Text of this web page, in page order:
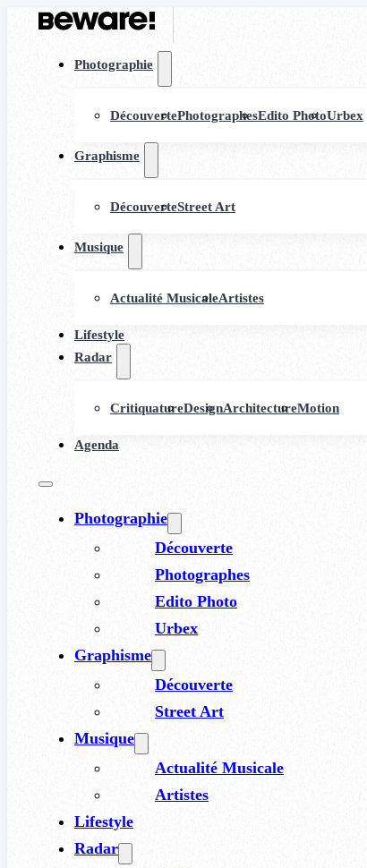
Photographie
DécouvertePhotographesEdito PhotoUrbex
Graphisme
DécouverteStreet Art
Musique
Actualité MusicaleArtistes
Lifestyle
Radar
CritiquatureDesignArchitectureMotion
Agenda
Photographie
Découverte
Photographes
Edito Photo
Urbex
Graphisme
Découverte
Street Art
Musique
Actualité Musicale
Artistes
Lifestyle
Radar